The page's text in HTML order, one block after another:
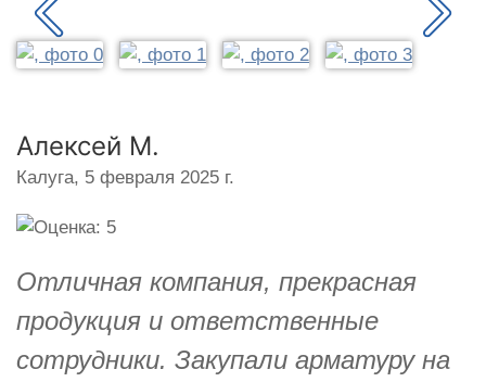
Алексей М.
Калуга, 5 февраля 2025 г.
Отличная компания, прекрасная
продукция и ответственные
сотрудники. Закупали арматуру на